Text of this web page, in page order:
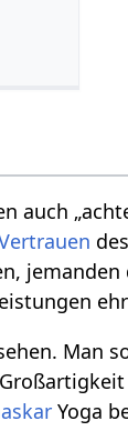
auch
Man
Yoga